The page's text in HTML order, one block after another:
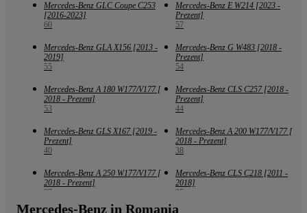
Mercedes-Benz GLC Coupe C253
[2016-2023]
60
Mercedes-Benz E W214 [2023 -
Prezent]
57
Mercedes-Benz GLA X156 [2013 -
2019]
55
Mercedes-Benz G W483 [2018 -
Prezent]
54
Mercedes-Benz A 180 W177/V177 [
2018 - Prezent]
53
Mercedes-Benz CLS C257 [2018 -
Prezent]
44
Mercedes-Benz GLS X167 [2019 -
Prezent]
40
Mercedes-Benz A 200 W177/V177 [
2018 - Prezent]
38
Mercedes-Benz A 250 W177/V177 [
2018 - Prezent]
37
Mercedes-Benz CLS C218 [2011 -
2018]
35
Mercedes-Benz in Romania